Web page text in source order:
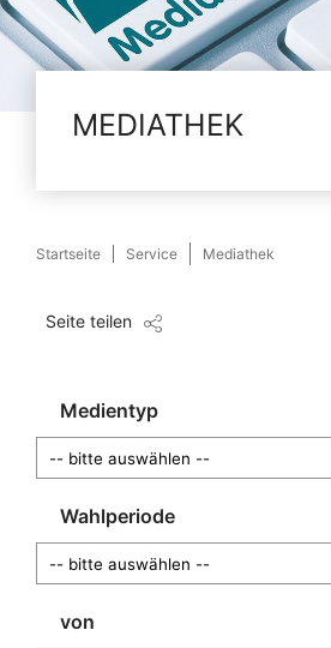
MEDIATHEK
Startseite Service Mediathek
Seite teilen
Medientyp
Wahlperiode
von